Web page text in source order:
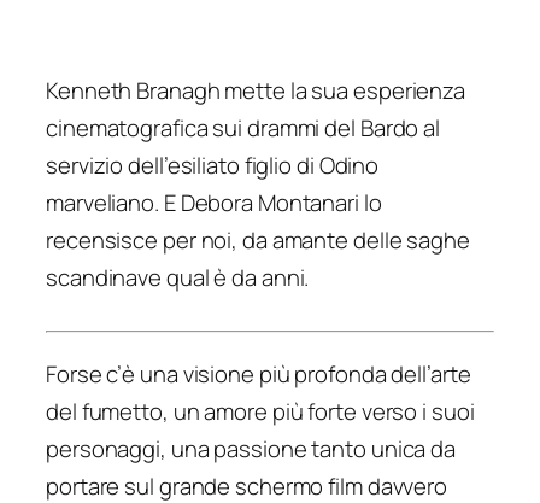
Kenneth Branagh mette la sua esperienza
cinematografica sui drammi del Bardo al
servizio dell’esiliato figlio di Odino
marveliano. E Debora Montanari lo
recensisce per noi, da amante delle saghe
scandinave qual è da anni.
Forse c’è una visione più profonda dell’arte
del fumetto, un amore più forte verso i suoi
personaggi, una passione tanto unica da
portare sul grande schermo film davvero